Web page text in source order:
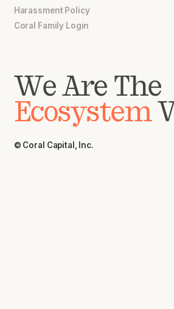
Harassment Policy
Coral Family Login
We Are The
Ecosystem
© Coral Capital, Inc.